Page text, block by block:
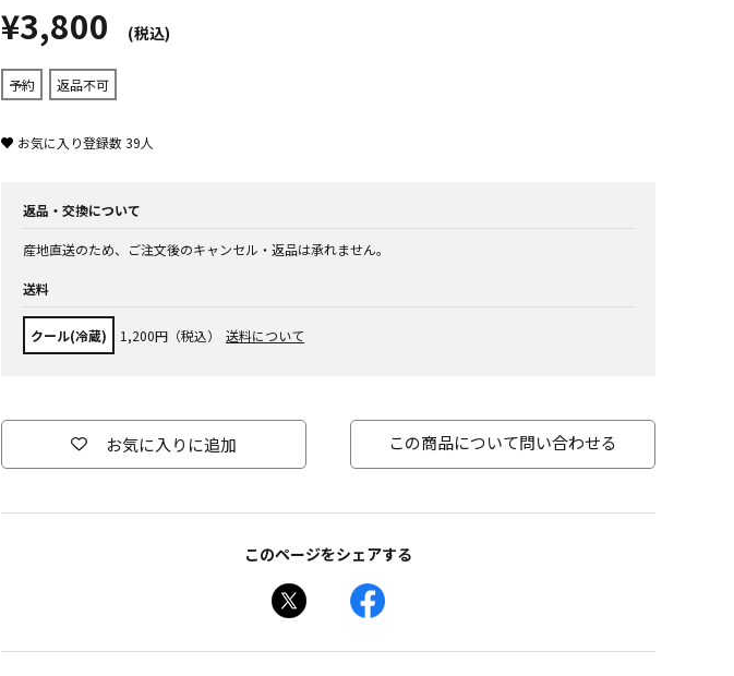
¥3,800 (税込)
予約 返品不可
お気に入り登録数39人
返品・交換について
産地直送のため、ご注文後のキャンセル・返品は承れません。
送料
クール(冷蔵) 1,200円（税込） 送料について
お気に入りに追加 この商品について問い合わせる
このページをシェアする